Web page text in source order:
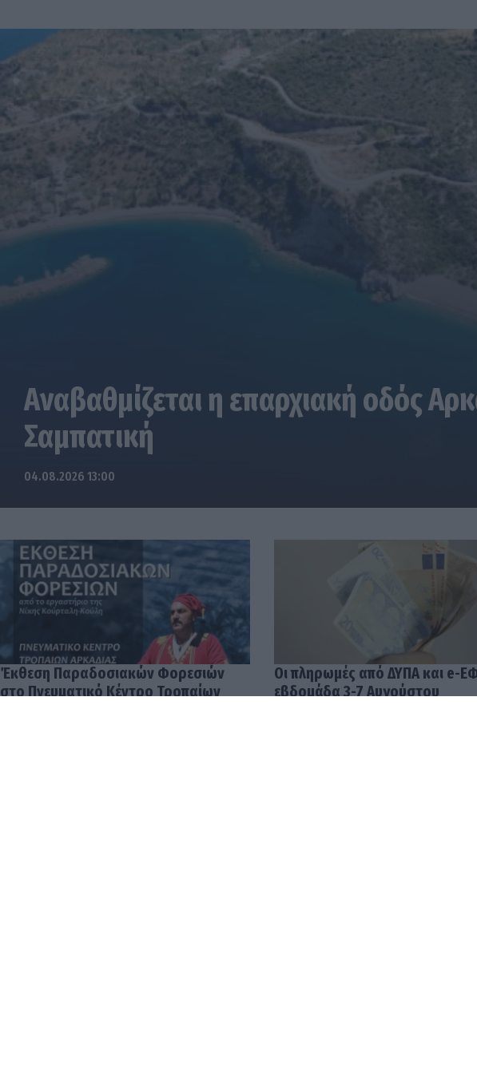
Αναβαθμίζεται η επαρχιακή οδός
Σαμπατική
04.08.2026 13:00
Έκθεση Παραδοσιακών Φορεσιών
στο Πνευματικό Κέντρο Τροπαίων
Οι πληρωμές από ΔΥΠΑ και e-
εβδομάδα 3-7 Αυγούστου